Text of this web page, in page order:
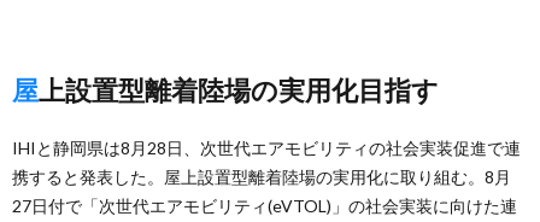
屋上設置型離着陸場の実用化目指す
IHIと静岡県は8月28日、次世代エアモビリティの社会実装促進で連
携すると発表した。屋上設置型離着陸場の実用化に取り組む。8月
27日付で「次世代エアモビリティ(eVTOL)」の社会実装に向けた連